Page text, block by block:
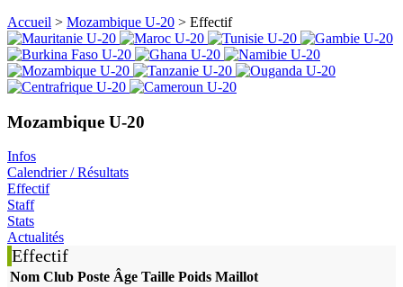
Accueil > Mozambique U-20 > Effectif
Mozambique U-20
Infos
Calendrier / Résultats
Effectif
Staff
Stats
Actualités
Effectif
Nom Club Poste Âge Taille Poids Maillot